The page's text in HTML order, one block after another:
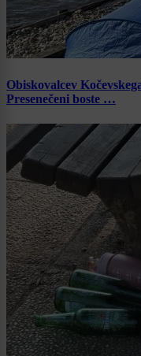
Obiskovalcev
Presenečeni boste …